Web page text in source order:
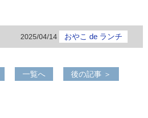
2025/04/14 おやこ de ランチ
一覧へ 後の記事 ＞